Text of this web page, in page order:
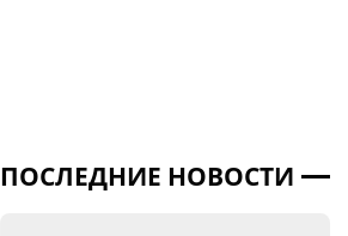
ПОСЛЕДНИЕ НОВОСТИ